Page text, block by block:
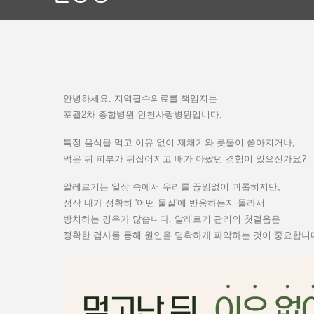
안녕하세요. 지역필수의료를 책임지는
포괄2차 종합병원 인천사랑병원입니다.
특정 음식을 먹고 이유 없이 재채기와 콧물이 쏟아지거나,
먹은 뒤 피부가 뒤집어지고 배가 아팠던 경험이 있으신가요?
알레르기는 일상 속에서 우리를 끊임없이 괴롭히지만,
정작 내가 정확히 '어떤 물질'에 반응하는지 몰라서
방치하는 경우가 많습니다. 알레르기 관리의 첫걸음은
정확한 검사를 통해 원인을 명확하게 파악하는 것이 중요합니